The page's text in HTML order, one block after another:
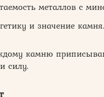
металлов с
и значение камня.
камню
силу.